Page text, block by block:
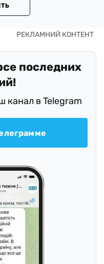
последних
канал в Telegram